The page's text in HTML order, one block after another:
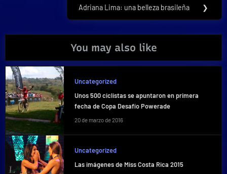
Next
Adriana Lima: una belleza brasileña ❯
You may also like
Uncategorized
Unos 500 ciclistas se apuntaron en primera
fecha de Copa Desafío Powerade
20 de marzo de 2016
Uncategorized
Las imágenes de Miss Costa Rica 2015